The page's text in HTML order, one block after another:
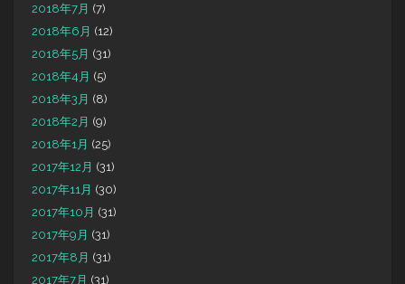
2018年7月 (7)
2018年6月 (12)
2018年5月 (31)
2018年4月 (5)
2018年3月 (8)
2018年2月 (9)
2018年1月 (25)
2017年12月 (31)
2017年11月 (30)
2017年10月 (31)
2017年9月 (31)
2017年8月 (31)
2017年7月 (31)